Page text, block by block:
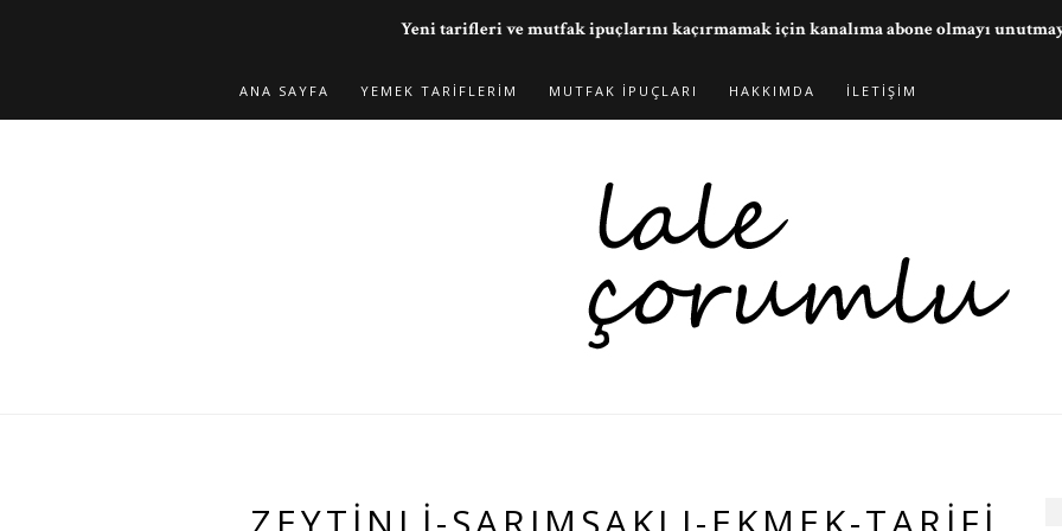
ANA SAYFA YEMEK TARIFLERIM MUTFAK İPUÇLARI HAKKIMDA İLETIŞIM
Yeni tarifleri ve mutfak ipuçlarını kaçırmamak için kanalıma abone olmayı